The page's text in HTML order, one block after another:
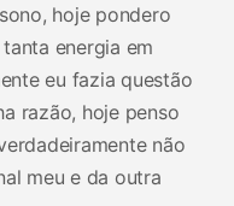
hoje pondero
energia em
eu fazia questão
razão, hoje penso
não
meu e da outra